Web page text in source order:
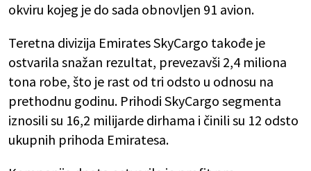
okviru kojeg je do sada obnovljen 91 avion.
Teretna divizija Emirates SkyCargo takođe je
ostvarila snažan rezultat, prevezavši 2,4 miliona
tona robe, što je rast od tri odsto u odnosu na
prethodnu godinu. Prihodi SkyCargo segmenta
iznosili su 16,2 milijarde dirhama i činili su 12 odsto
ukupnih prihoda Emiratesa.